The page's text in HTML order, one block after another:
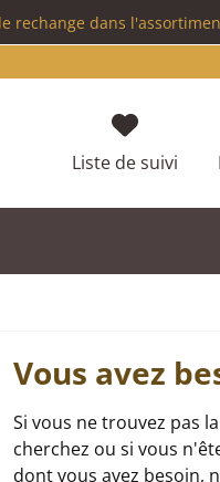
rechange dans
Liste de suivi
Vous avez
Si vous ne trouvez pas
cherchez ou si vous
dont vous avez besoin,